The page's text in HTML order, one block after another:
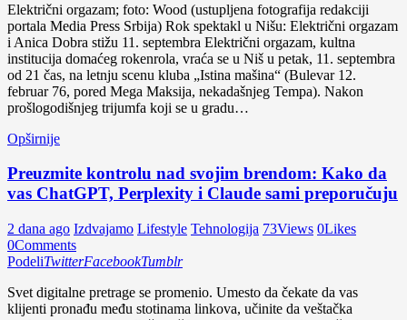
Električni orgazam; foto: Wood (ustupljena fotografija redakciji
portala Media Press Srbija) Rok spektakl u Nišu: Električni orgazam
i Anica Dobra stižu 11. septembra Električni orgazam, kultna
institucija domaćeg rokenrola, vraća se u Niš u petak, 11. septembra
od 21 čas, na letnju scenu kluba „Istina mašina“ (Bulevar 12.
februar 76, pored Mega Maksija, nekadašnjeg Tempa). Nakon
prošlogodišnjeg trijumfa koji se u gradu…
Opširnije
Preuzmite kontrolu nad svojim brendom: Kako da
vas ChatGPT, Perplexity i Claude sami preporučuju
2 dana ago Izdvajamo Lifestyle Tehnologija 73Views 0Likes
0Comments
PodeliTwitterFacebookTumblr
Svet digitalne pretrage se promenio. Umesto da čekate da vas
klijenti pronađu među stotinama linkova, učinite da veštačka